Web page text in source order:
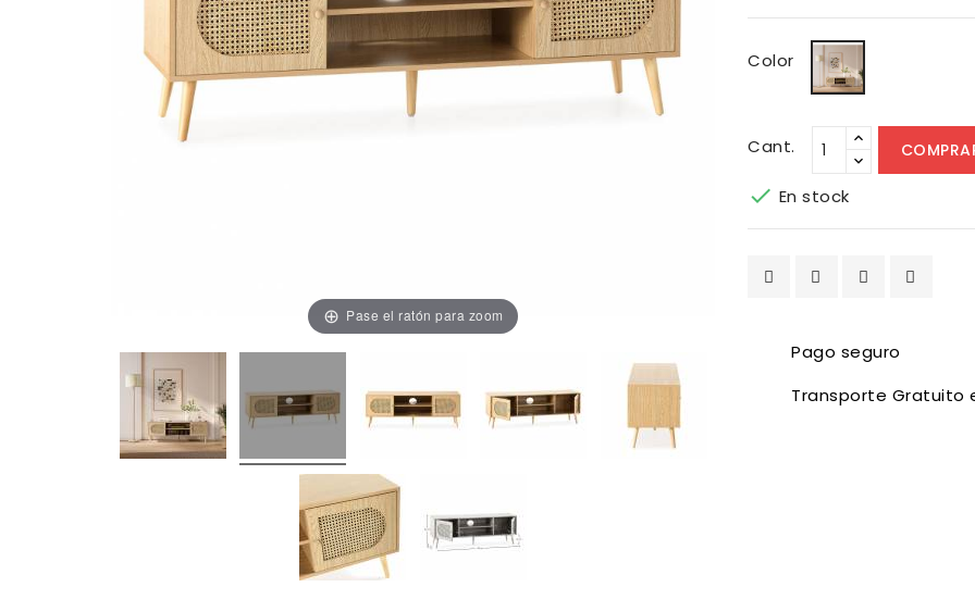
Pase el ratón para zoom
Color
Roble
claro
Cant.
 En stock
Pago seguro
Transporte Gratuito